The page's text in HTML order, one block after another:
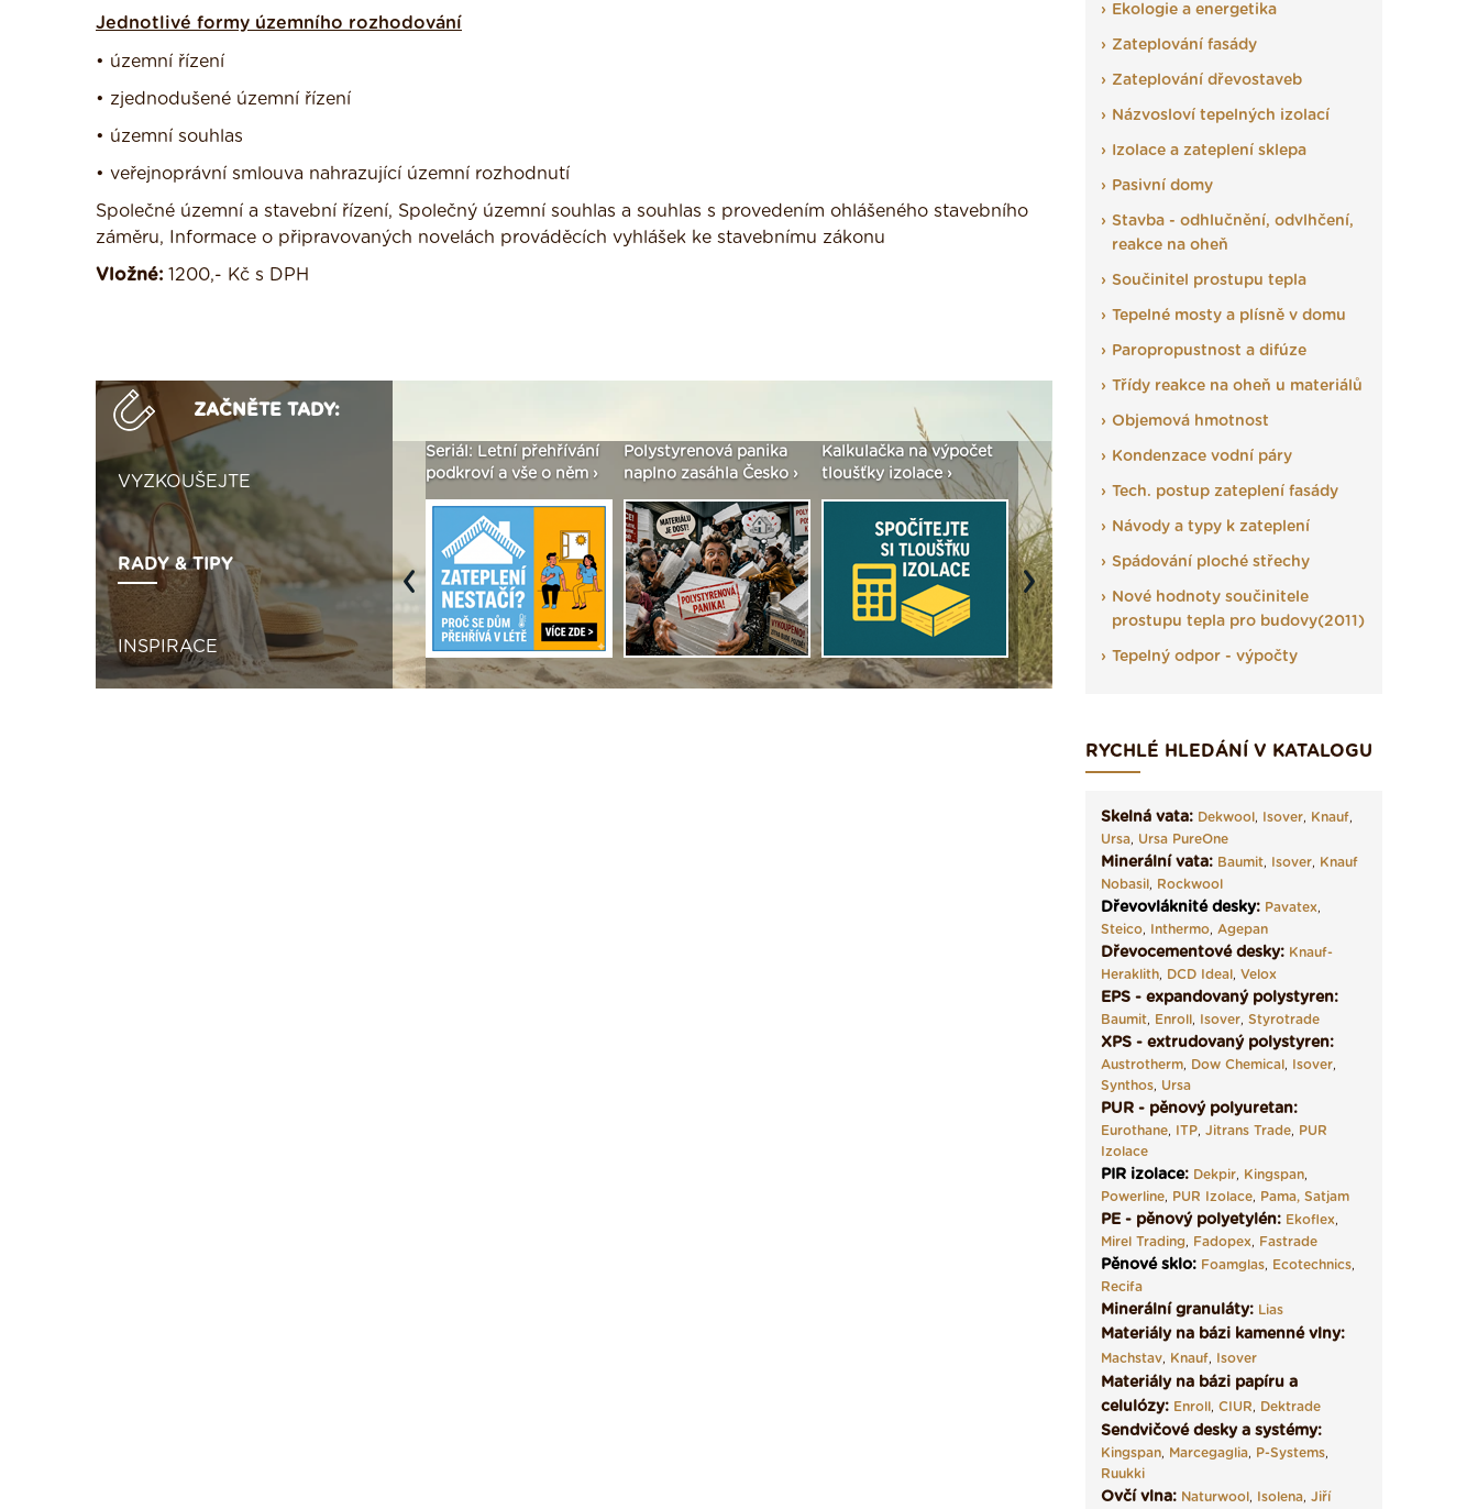
Jednotlivé formy územního rozhodování
• územní řízení
• zjednodušené územní řízení
• územní souhlas
• veřejnoprávní smlouva nahrazující územní rozhodnutí
Společné územní a stavební řízení, Společný územní souhlas a souhlas s provedením ohlášeného stavebního
záměru, Informace o připravovaných novelách prováděcích vyhlášek ke stavebnímu zákonu
Vložné: 1200,- Kč s DPH
ZAČNĚTE TADY:
VYZKOUŠEJTE
RADY & TIPY
INSPIRACE
Vytvořte si vizualizaci
seženeme! ›
Seriál: Letní přehřívání
podkroví a vše o něm ›
Polystyrenová panika
naplno zasáhla Česko ›
Kalkulačka na výpočet
tloušťky izolace ›
Seriál: Fasády ETICS a
vše podstatné v kostce ›
Vyberte si izolaci a pak
Previous Next
Ekologie a energetika
Zateplování fasády
Zateplování dřevostaveb
Názvosloví tepelných izolací
Izolace a zateplení sklepa
Pasivní domy
Stavba - odhlučnění, odvlhčení,
reakce na oheň
Součinitel prostupu tepla
Tepelné mosty a plísně v domu
Paropropustnost a difúze
Třídy reakce na oheň u materiálů
Objemová hmotnost
Kondenzace vodní páry
Tech. postup zateplení fasády
Návody a typy k zateplení
Spádování ploché střechy
Nové hodnoty součinitele
prostupu tepla pro budovy(2011)
Tepelný odpor - výpočty
RYCHLÉ HLEDÁNÍ V KATALOGU
Skelná vata: Dekwool, Isover, Knauf,
Ursa, Ursa PureOne
Minerální vata: Baumit, Isover, Knauf
Nobasil, Rockwool
Dřevovláknité desky: Pavatex,
Steico, Inthermo, Agepan
Dřevocementové desky: Knauf-
Heraklith, DCD Ideal, Velox
EPS - expandovaný polystyren:
Baumit, Enroll, Isover, Styrotrade
XPS - extrudovaný polystyren:
Austrotherm, Dow Chemical, Isover,
Synthos, Ursa
PUR - pěnový polyuretan:
Eurothane, ITP, Jitrans Trade, PUR
Izolace
PIR izolace: Dekpir, Kingspan,
Powerline, PUR Izolace, Pama, Satjam
PE - pěnový polyetylén: Ekoflex,
Mirel Trading, Fadopex, Fastrade
Pěnové sklo: Foamglas, Ecotechnics,
Recifa
Minerální granuláty: Lias
Materiály na bázi kamenné vlny:
Machstav, Knauf, Isover
Materiály na bázi papíru a
celulózy: Enroll, CIUR, Dektrade
Sendvičové desky a systémy:
Kingspan, Marcegaglia, P-Systems,
Ruukki
Ovčí vlna: Naturwool, Isolena, Jiří